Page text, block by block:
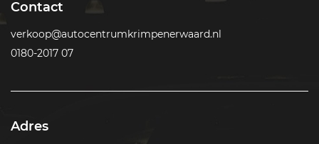
Contact
verkoop@autocentrumkrimpenerwaard.nl
0180-2017 07
Adres